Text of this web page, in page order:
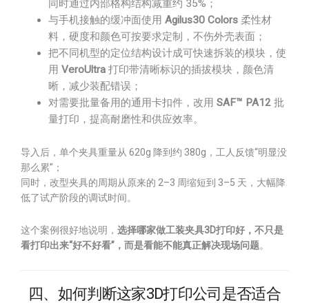
同时通过内部格构结构减重约 35%；
与手机接触的缓冲面使用 Agilus30 Colors 柔性材
料，硬度和颜色可按要求定制，不伤外壳表面；
把不同机型的定位结构设计成可快速拆装的模块，使
用 VeroUltra 打印带清晰标识的插拔模块，颜色清
晰，减少装配错误；
对需要批量备用的通用卡扣件，改用 SAF™ PA12 批
量打印，提高耐磨性和供应效率。
导入后，单个夹具重量从 620g 降到约 380g，工人反馈“明显没
那么累”；
同时，改型夹具的周期从原来的 2–3 周缩短到 3–5 天，大幅降
低了试产阶段的调试时间。
这个案例很好地说明， 选择哪家做工装夹具3D打印好，不只是
看打印出来“好不好看”，而是看能不能真正解决现场问题。
四、如何判断这家3D打印公司是否适合